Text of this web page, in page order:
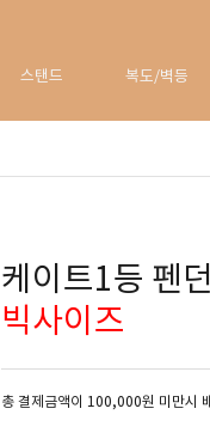
스탠드 복도/벽등
케이트1등 펜
빅사이즈
총 결제금액이 100,000원 미만시